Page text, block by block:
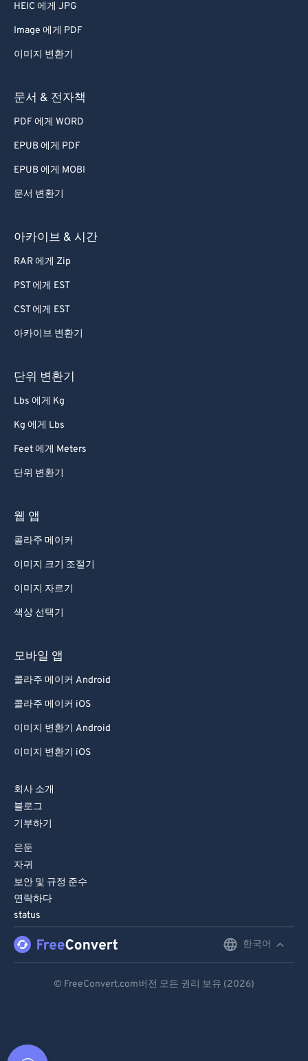
HEIC 에게 JPG
Image 에게 PDF
이미지 변환기
문서 & 전자책
PDF 에게 WORD
EPUB 에게 PDF
EPUB 에게 MOBI
문서 변환기
아카이브 & 시간
RAR 에게 Zip
PST 에게 EST
CST 에게 EST
아카이브 변환기
단위 변환기
Lbs 에게 Kg
Kg 에게 Lbs
Feet 에게 Meters
단위 변환기
웹 앱
콜라주 메이커
이미지 크기 조절기
이미지 자르기
색상 선택기
모바일 앱
콜라주 메이커 Android
콜라주 메이커 iOS
이미지 변환기 Android
이미지 변환기 iOS
회사 소개
블로그
기부하기
은둔
자귀
보안 및 규정 준수
연락하다
status
한국어
© FreeConvert.com버전 모든 권리 보유 (2026)